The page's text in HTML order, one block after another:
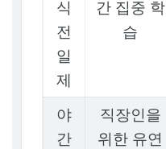
식
전
일
제
간 집중 학
습
야
간
직장인을
위한 유연